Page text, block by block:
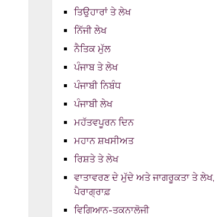
ਤਿਉਹਾਰਾਂ ਤੇ ਲੇਖ
ਨਿੱਜੀ ਲੇਖ
ਨੈਤਿਕ ਮੁੱਲ
ਪੰਜਾਬ ਤੇ ਲੇਖ
ਪੰਜਾਬੀ ਨਿਬੰਧ
ਪੰਜਾਬੀ ਲੇਖ
ਮਹੱਤਵਪੂਰਨ ਦਿਨ
ਮਹਾਨ ਸ਼ਖਸੀਅਤ
ਰਿਸ਼ਤੇ ਤੇ ਲੇਖ
ਵਾਤਾਵਰਣ ਦੇ ਮੁੱਦੇ ਅਤੇ ਜਾਗਰੂਕਤਾ ਤੇ ਲੇਖ,
ਪੈਰਾਗ੍ਰਾਫ਼
ਵਿਗਿਆਨ-ਤਕਨਾਲੋਜੀ